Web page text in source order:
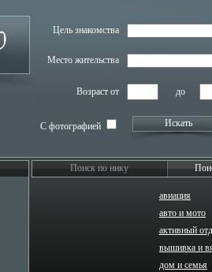
Цель знакомства
Место жительства
Возраст от до
С фотографией Искать
Поиск по нику
авиация
авто и мото
активный
вышивка и
дом и семья